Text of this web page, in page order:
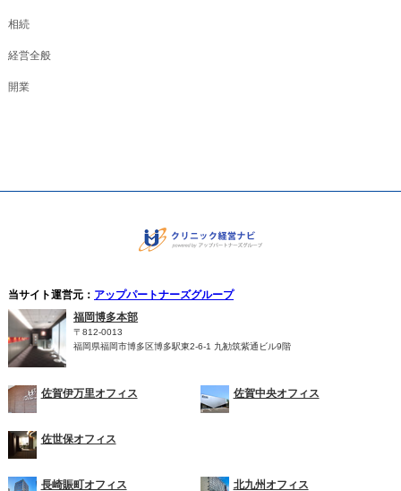
相続
経営全般
開業
当サイト運営元： アップパートナーズグループ
福岡博多本部
〒812-0013
福岡県福岡市博多区博多駅東2-6-1 九勧筑紫通ビル9階
佐賀伊万里オフィス 佐賀中央オフィス
佐世保オフィス
長崎賑町オフィス 北九州オフィス